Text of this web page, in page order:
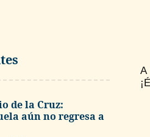
de la Cruz:
aún no regresa a
A